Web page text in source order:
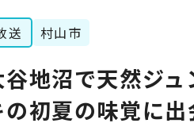
送 村山市
谷地沼で天然ジ
初夏の味覚に